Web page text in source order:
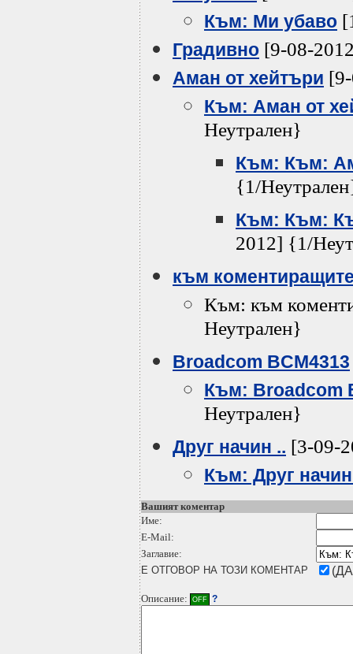
Към: Ми убаво
Градивно [9-08-
Аман от хейтъри
Към: Аман от
Неутрален}
Към: Към:
{1/
Към: Към:
2012] {1/
към
Към: към
Неутрален}
Broadcom BCM4313
Към: Broadcom
Неутрален}
Друг начин .. [3-09-
Към: Друг
Вашият коментар
Име:
E-Mail:
Заглавие:
Е ОТГОВОР НА ТОЗИ КОМЕНТАР
Описание: OFF ?